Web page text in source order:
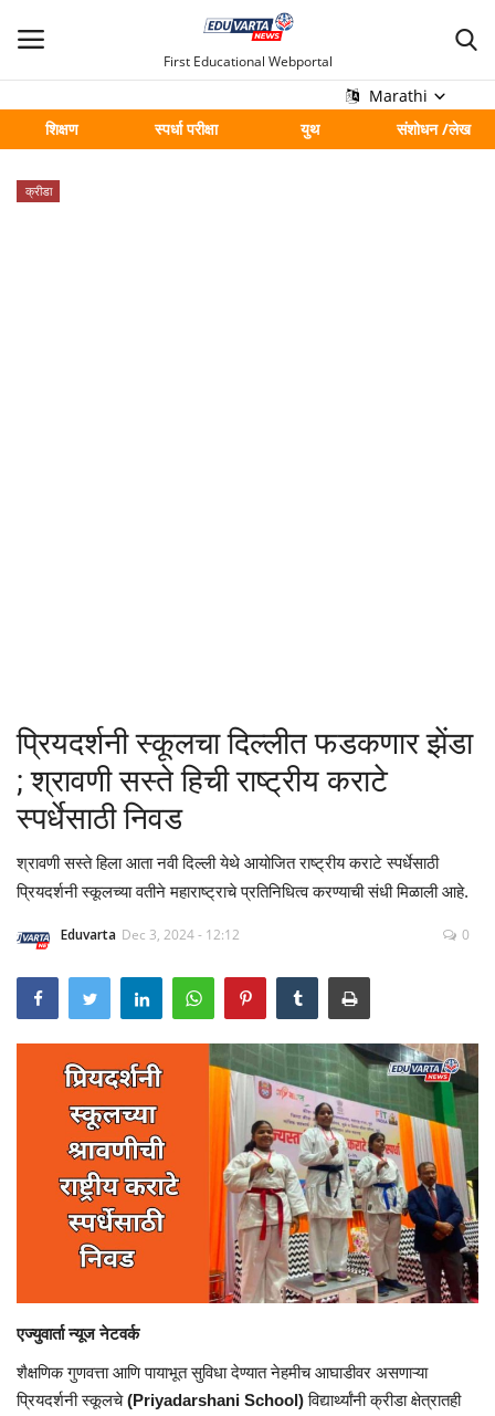
First Educational Webportal
Marathi
शिक्षण
स्पर्धा परीक्षा युथ संशोधन /लेख
मुख्य
Contact
गॅलरी
Language
English Marathi
क्रीडा
प्रियदर्शनी स्कूलचा दिल्लीत फडकणार झेंडा
; श्रावणी सस्ते हिची राष्ट्रीय कराटे
स्पर्धेसाठी निवड
श्रावणी सस्ते हिला आता नवी दिल्ली येथे आयोजित राष्ट्रीय कराटे स्पर्धेसाठी
प्रियदर्शनी स्कूलच्या वतीने महाराष्ट्राचे प्रतिनिधित्व करण्याची संधी मिळाली आहे.
Eduvarta Dec 3, 2024 - 12:12 0
एज्युवार्ता न्यूज नेटवर्क
शैक्षणिक गुणवत्ता आणि पायाभूत सुविधा देण्यात नेहमीच आघाडीवर असणाऱ्या
प्रियदर्शनी स्कूलचे(Priyadarshani School)विद्यार्थ्यांनी क्रीडा क्षेत्रातही